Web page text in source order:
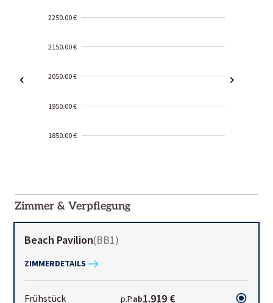
2250.00 €
2150.00 €
2050.00 €
1950.00 €
1850.00 €
01-02
Zimmer & Verpflegung
Beach Pavilion(BB1)
ZIMMERDETAILS
Frühstück p.P.ab1.919 €